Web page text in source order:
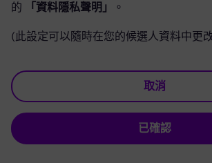
的
「資料隱私聲明」 。
(此設定可以隨時在您的候選人資料中更
取消
已確認